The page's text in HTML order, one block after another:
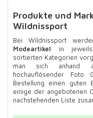
Produkte und
Wildnissport
Bei Wildnissport
Modeartikel in jeweils
sortierten Kategorien
man sich anhand
hochauflösender Foto
Bestellung einen guten
einige der angebotenen
nachstehenden Liste